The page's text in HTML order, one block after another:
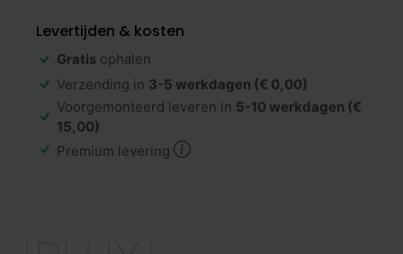
Levertijden & kosten
Gratis ophalen
Verzending in 3-5 werkdagen (€ 0,00)
Voorgemonteerd leveren in 5-10 werkdagen (€
15,00)
Premium levering